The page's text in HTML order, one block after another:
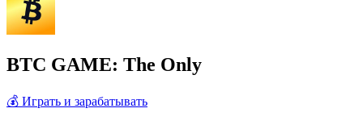
BTC GAME: The Only
💰 Играть и зарабатывать